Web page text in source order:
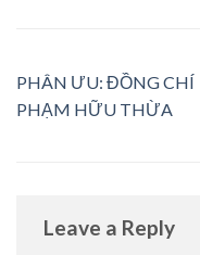
PHÂN ƯU: ĐỒNG CHÍ
PHẠM HỮU THỪA
Leave a Reply